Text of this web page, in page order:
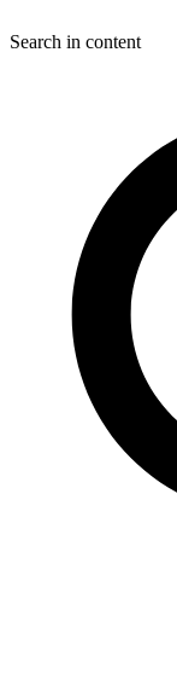
Search in content